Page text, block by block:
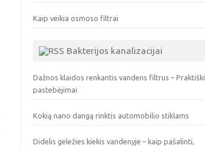
Kaip veikia osmoso filtrai
Bakterijos kanalizacijai
Dažnos klaidos renkantis vandens filtrus – Praktiški
pastebėjimai
Kokią nano dangą rinktis automobilio stiklams
Didelis geležies kiekis vandenyje – kaip pašalinti,